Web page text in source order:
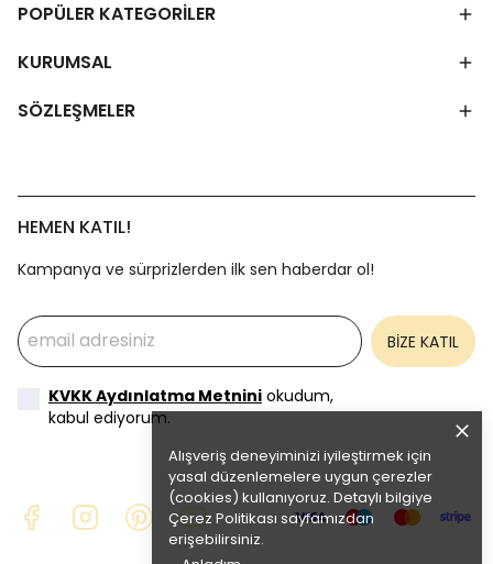
Alışveriş deneyiminizi iyileştirmek için
yasal düzenlemelere uygun çerezler
(cookies) kullanıyoruz. Detaylı bilgiye
Çerez Politikası sayfamızdan
erişebilirsiniz.
POPÜLER KATEGORİLER
KURUMSAL
SÖZLEŞMELER
HEMEN KATIL!
Kampanya ve sürprizlerden ilk sen haberdar ol!
BİZE KATIL
KVKK Aydınlatma Metnini okudum,
kabul ediyorum.